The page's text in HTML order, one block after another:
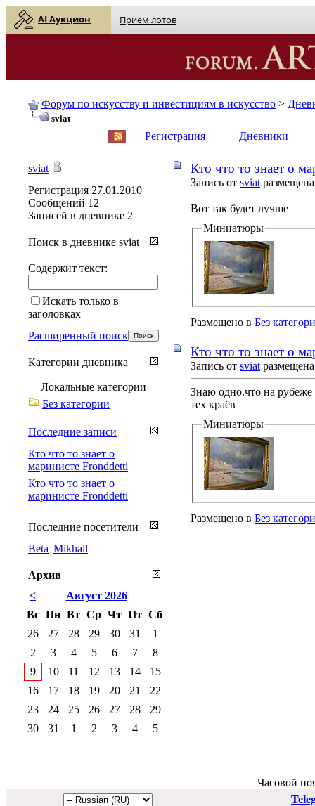
AI Аукцион Прием лотов
Форум по искусству и инвестициям в искусство >
sviat
Регистрация Дневники
Кто что то знает о
Запись от sviat
Вот так будет лучше
Миниатюры
Размещено в Без
Кто что то знает о
Запись от sviat
Знаю одно.что на рубеже
тех краёв
Миниатюры
Размещено в Без
sviat
Регистрация 27.01.2010
Сообщений 12
Записей в дневнике 2
Поиск в дневнике sviat
Содержит текст:
Искать только в
заголовках
Расширенный поиск
Категории дневника
Локальные категории
Без категории
Последние записи
Кто что то знает о
маринисте Fronddetti
Кто что то знает о
маринисте Fronddetti
Последние посетители
Beta Mikhail
Архив
<
Август 2026
Вс Пн Вт Ср Чт Пт Сб
26
27 28 29 30 31
1
2
3 4 5 6 7
8
9
10 11 12 13 14
15
16
17 18 19 20 21
22
23
24 25 26 27 28
29
30
31 1 2 3 4 5
Часовой